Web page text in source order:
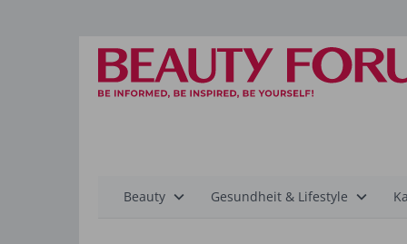
Hauptnavigation
Beauty Gesundheit & Lifestyle